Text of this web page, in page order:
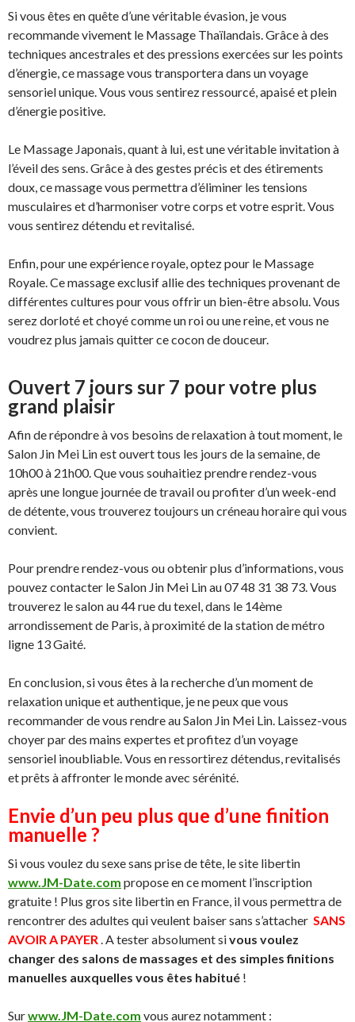
Si vous êtes en quête d’une véritable évasion, je vous
recommande vivement le Massage Thaïlandais. Grâce à des
techniques ancestrales et des pressions exercées sur les points
d’énergie, ce massage vous transportera dans un voyage
sensoriel unique. Vous vous sentirez ressourcé, apaisé et plein
d’énergie positive.
Le Massage Japonais, quant à lui, est une véritable invitation à
l’éveil des sens. Grâce à des gestes précis et des étirements
doux, ce massage vous permettra d’éliminer les tensions
musculaires et d’harmoniser votre corps et votre esprit. Vous
vous sentirez détendu et revitalisé.
Enfin, pour une expérience royale, optez pour le Massage
Royale. Ce massage exclusif allie des techniques provenant de
différentes cultures pour vous offrir un bien-être absolu. Vous
serez dorloté et choyé comme un roi ou une reine, et vous ne
voudrez plus jamais quitter ce cocon de douceur.
Ouvert 7 jours sur 7 pour votre plus
grand plaisir
Afin de répondre à vos besoins de relaxation à tout moment, le
Salon Jin Mei Lin est ouvert tous les jours de la semaine, de
10h00 à 21h00. Que vous souhaitiez prendre rendez-vous
après une longue journée de travail ou profiter d’un week-end
de détente, vous trouverez toujours un créneau horaire qui vous
convient.
Pour prendre rendez-vous ou obtenir plus d’informations, vous
pouvez contacter le Salon Jin Mei Lin au 07 48 31 38 73. Vous
trouverez le salon au 44 rue du texel, dans le 14ème
arrondissement de Paris, à proximité de la station de métro
ligne 13 Gaité.
En conclusion, si vous êtes à la recherche d’un moment de
relaxation unique et authentique, je ne peux que vous
recommander de vous rendre au Salon Jin Mei Lin. Laissez-vous
choyer par des mains expertes et profitez d’un voyage
sensoriel inoubliable. Vous en ressortirez détendus, revitalisés
et prêts à affronter le monde avec sérénité.
Envie d’un peu plus que d’une finition
manuelle ?
Si vous voulez du sexe sans prise de tête, le site libertin
www.JM-Date.com propose en ce moment l’inscription
gratuite ! Plus gros site libertin en France, il vous permettra de
rencontrer des adultes qui veulent baiser sans s’attacher SANS
AVOIR A PAYER. A tester absolument sivous voulez
changer des salons de massages et des simples finitions
manuelles auxquelles vous êtes habitué !
Surwww.JM-Date.com vous aurez notamment :